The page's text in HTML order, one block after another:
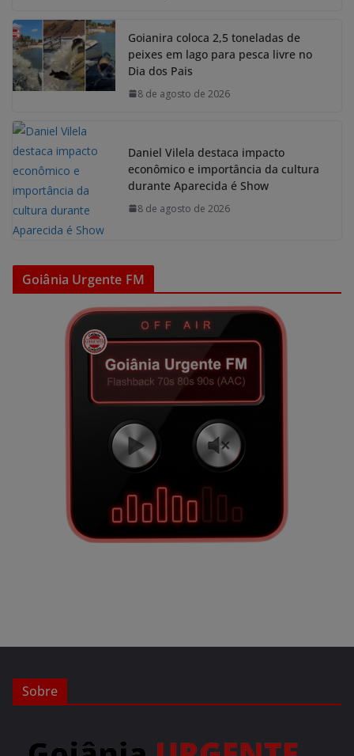
Goianira coloca 2,5 toneladas de
peixes em lago para pesca livre no
Dia dos Pais
8 de agosto de 2026
Daniel Vilela destaca impacto
econômico e importância da cultura
durante Aparecida é Show
8 de agosto de 2026
Goiânia Urgente FM
Sobre